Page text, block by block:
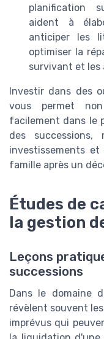
planification
aident à
anticiper les
optimiser la
survivant et les
Investir dans des
vous permet
facilement dans le
des successions,
investissements
famille après un
Études de
la gestion
Leçons
successions
Dans le domaine
révèlent souvent
imprévus qui